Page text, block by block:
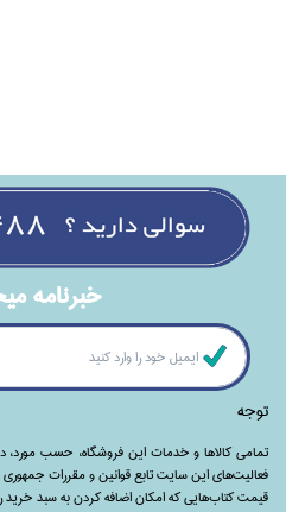
خبرنامه
توجه
تمامی‌ کالاها و خدمات این فروشگاه، حسب مورد،‌
فعالیت‌های این سایت تابع قوانین و مقررات
قیمت کتاب‌هایی که امکان اضافه کردن به سبد خرید